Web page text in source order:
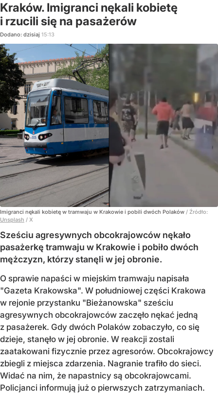
Kraków. Imigranci nękali kobietę
i rzucili się na pasażerów
Dodano: dzisiaj 15:13
Imigranci nękali kobietę w tramwaju w Krakowie i pobili dwóch Polaków / Źródło:
Unsplash / X
Sześciu agresywnych obcokrajowców nękało
pasażerkę tramwaju w Krakowie i pobiło dwóch
mężczyzn, którzy stanęli w jej obronie.
O sprawie napaści w miejskim tramwaju napisała
"Gazeta Krakowska". W południowej części Krakowa
w rejonie przystanku "Bieżanowska" sześciu
agresywnych obcokrajowców zaczęło nękać jedną
z pasażerek. Gdy dwóch Polaków zobaczyło, co się
dzieje, stanęło w jej obronie. W reakcji zostali
zaatakowani fizycznie przez agresorów. Obcokrajowcy
zbiegli z miejsca zdarzenia. Nagranie trafiło do sieci.
Widać na nim, że napastnicy są obcokrajowcami.
Policjanci informują już o pierwszych zatrzymaniach.